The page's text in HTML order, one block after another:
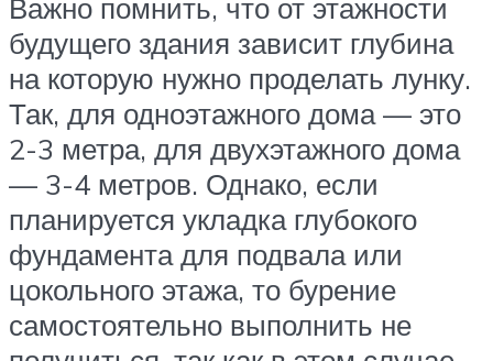
Важно помнить, что от этажности
будущего здания зависит глубина
на которую нужно проделать лунку.
Так, для одноэтажного дома — это
2-3 метра, для двухэтажного дома
— 3-4 метров. Однако, если
планируется укладка глубокого
фундамента для подвала или
цокольного этажа, то бурение
самостоятельно выполнить не